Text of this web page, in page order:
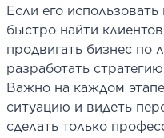
Если его
быстро найти
продвигать бизнес по
разработать
Важно на каждом
ситуацию и видеть
сделать только